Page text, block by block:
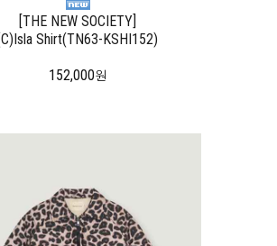
[THE NEW SOCIETY]
Shirt(TN63-KSHI152)
152,000원